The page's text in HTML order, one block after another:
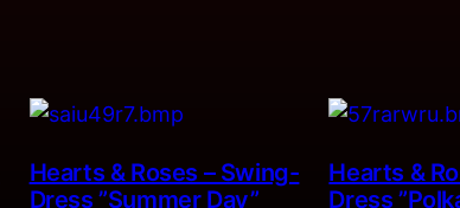
Hearts & Roses – Swing-
Dress ”Summer Day”
Hearts &
Dress